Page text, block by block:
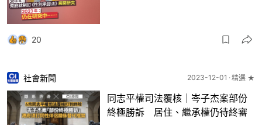
20
社會新聞 2023-12-01 精選 ★
同志平權司法覆核｜岑子杰案部份
終極勝訴 居住、繼承權仍待終審